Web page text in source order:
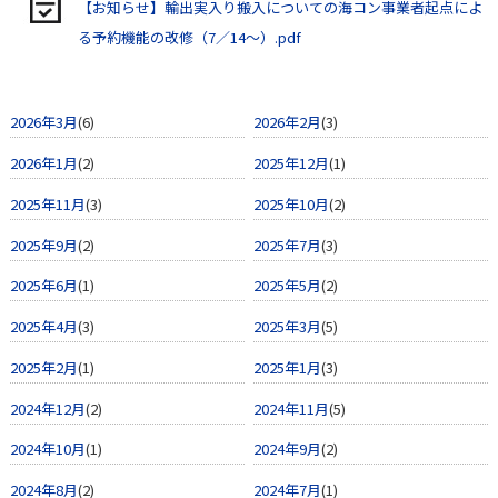
【お知らせ】輸出実入り搬入についての海コン事業者起点によ
る予約機能の改修（7／14～）.pdf
2026年3月(6) 2026年2月(3)
2026年1月(2) 2025年12月(1)
2025年11月(3) 2025年10月(2)
2025年9月(2) 2025年7月(3)
2025年6月(1) 2025年5月(2)
2025年4月(3) 2025年3月(5)
2025年2月(1) 2025年1月(3)
2024年12月(2) 2024年11月(5)
2024年10月(1) 2024年9月(2)
2024年8月(2) 2024年7月(1)